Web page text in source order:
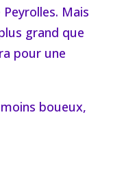
Mais
grand que
pour une
boueux,